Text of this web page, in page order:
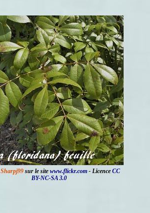
Sharpj99 sur le site www.flickr.com - Licence CC
BY-NC-SA 3.0